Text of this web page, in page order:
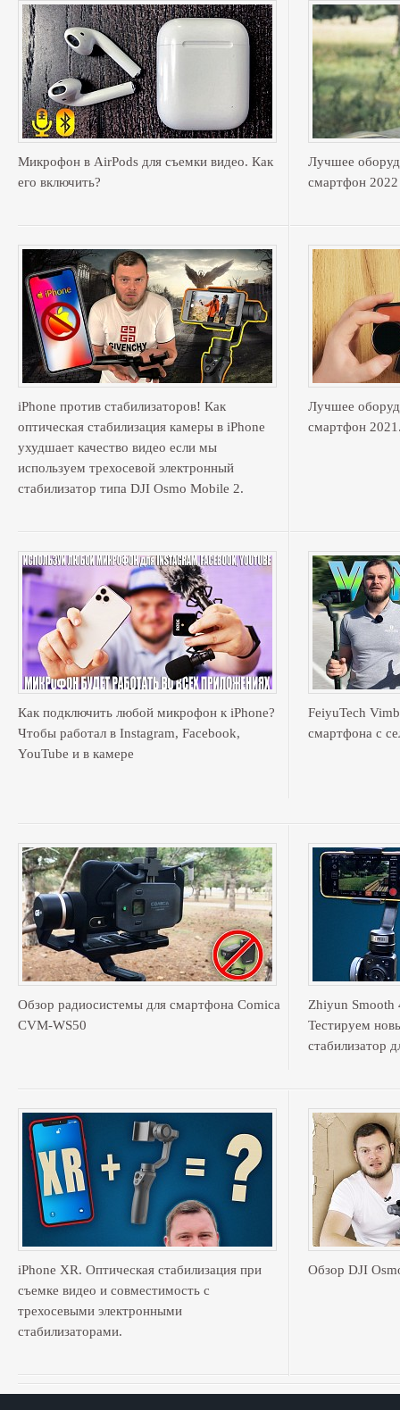
Микрофон в AirPods для съемки видео. Как
его включить?
Лучшее
смартфон 2022
iPhone против стабилизаторов! Как
оптическая стабилизация камеры в iPhone
ухудшает качество видео если мы
используем трехосевой электронный
стабилизатор типа DJI Osmo Mobile 2.
Лучшее
смартфон
Как подключить любой микрофон к iPhone?
Чтобы работал в Instagram, Facebook,
YouTube и в камере
FeiyuTech
смартфона с
Обзор радиосистемы для смартфона Comica
CVM-WS50
Zhiyun Smooth
Тестируем
стабилизатор
iPhone XR. Оптическая стабилизация при
съемке видео и совместимость с
трехосевыми электронными
стабилизаторами.
Обзор DJI